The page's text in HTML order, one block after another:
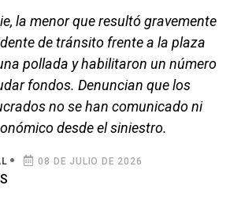
la menor que resultó gravemente
de tránsito frente a la plaza
pollada y habilitaron un número
fondos. Denuncian que los
no se han comunicado ni
desde el siniestro.
08 DE JULIO DE 2026